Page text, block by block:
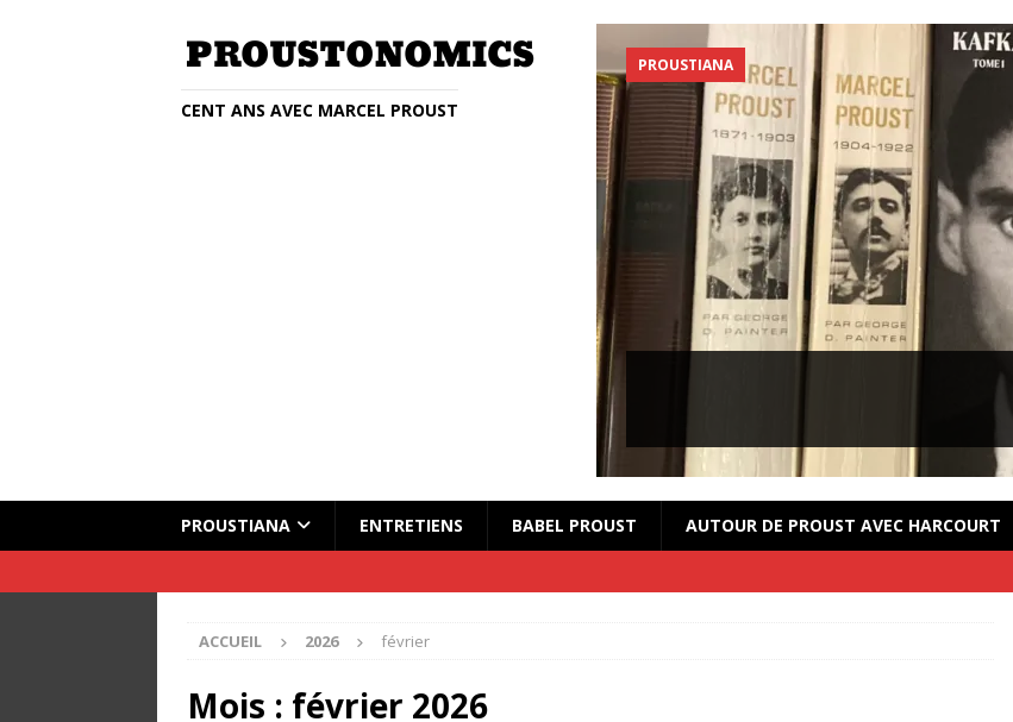
CENT ANS AVEC MARCEL PROUST
PROUSTIANA
PROUSTIANA ENTRETIENS BABEL PROUST AUTOUR DE PROUST AVEC HARCOURT
ACCUEIL 2026 février
Mois : février 2026